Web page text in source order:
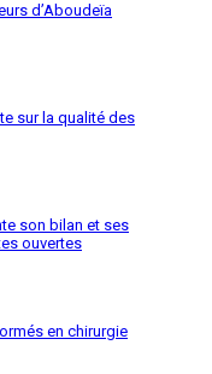
d’Aboudeïa
sur la qualité des
son bilan et ses
ouvertes
en chirurgie